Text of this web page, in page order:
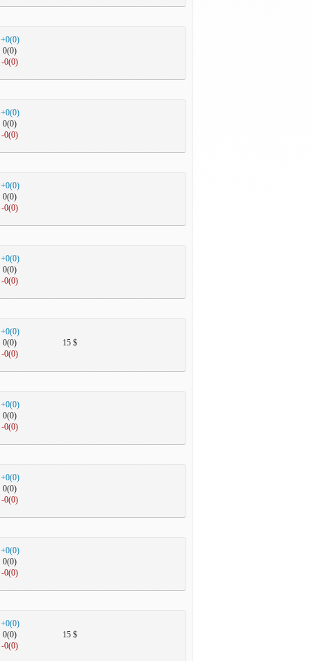
+0(0)
0(0)
-0(0)
+0(0)
0(0)
-0(0)
+0(0)
0(0)
-0(0)
+0(0)
0(0)
-0(0)
15 $
+0(0)
0(0)
-0(0)
+0(0)
0(0)
-0(0)
+0(0)
0(0)
-0(0)
+0(0)
0(0)
-0(0)
15 $
+0(0)
0(0)
-0(0)